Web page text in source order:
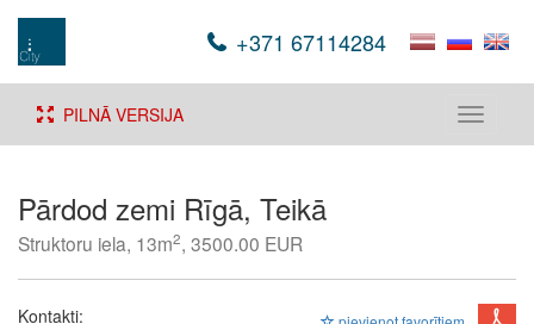
+371 67114284
Toggle
PILNĀ VERSIJA
Pārdod zemi Rīgā, Teikā
Struktoru iela, 13m2, 3500.00 EUR
Kontakti: